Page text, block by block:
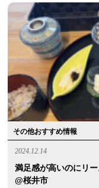
その他おすすめ情報
2024.12.14
満足感が高いのにリ
@桜井市